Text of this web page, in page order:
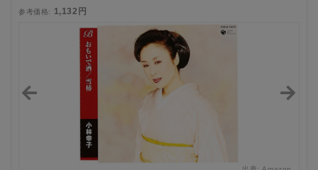
参考価格: 1,132円